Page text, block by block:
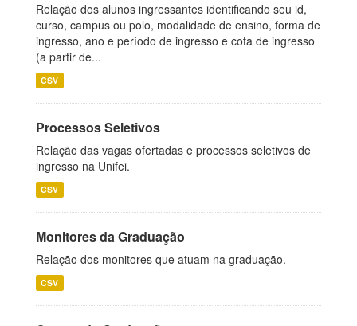
Relação dos alunos ingressantes identificando seu id,
curso, campus ou polo, modalidade de ensino, forma de
ingresso, ano e período de ingresso e cota de ingresso
(a partir de...
CSV
Processos Seletivos
Relação das vagas ofertadas e processos seletivos de
ingresso na Unifei.
CSV
Monitores da Graduação
Relação dos monitores que atuam na graduação.
CSV